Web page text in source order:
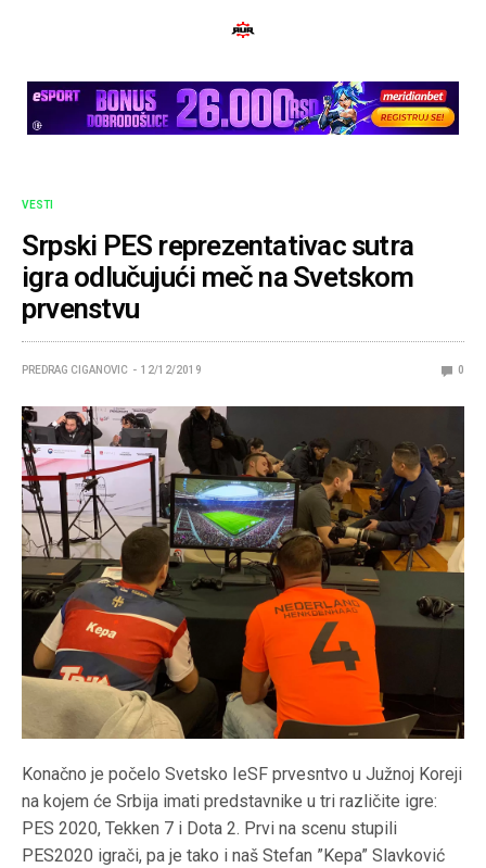
VESTI
Srpski PES reprezentativac sutra
igra odlučujući meč na Svetskom
prvenstvu
PREDRAG CIGANOVIC 12/12/2019 0
Konačno je počelo Svetsko IeSF prvesntvo u Južnoj Koreji
na kojem će Srbija imati predstavnike u tri različite igre:
PES 2020, Tekken 7 i Dota 2. Prvi na scenu stupili
PES2020 igrači, pa je tako i naš Stefan ”Kepa” Slavković